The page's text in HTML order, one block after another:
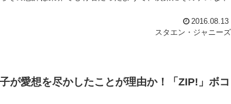
2016.08.13
スタエン・ジャニーズ
が愛想を尽かしたことが理由か！「ZIP!」ボコ